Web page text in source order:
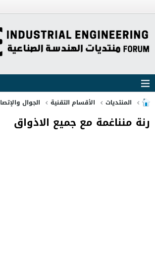
المنتديات الأقسام التقنية الجوال
رنة منناغمة مع جميع الاذواق